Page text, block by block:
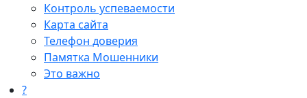
Контроль успеваемости
Карта сайта
Телефон доверия
Памятка Мошенники
Это важно
?